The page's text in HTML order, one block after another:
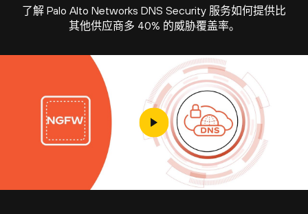
了解 Palo Alto Networks DNS Security 服务如何提供比
其他供应商多 40% 的威胁覆盖率。